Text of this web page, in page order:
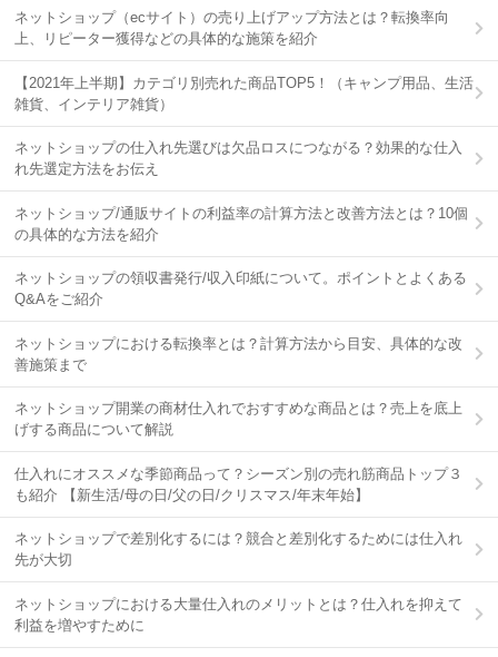
ネットショップ（ecサイト）の売り上げアップ方法とは？転換率向
上、リピーター獲得などの具体的な施策を紹介
【2021年上半期】カテゴリ別売れた商品TOP5！（キャンプ用品、生活
雑貨、インテリア雑貨）
ネットショップの仕入れ先選びは欠品ロスにつながる？効果的な仕入
れ先選定方法をお伝え
ネットショップ/通販サイトの利益率の計算方法と改善方法とは？10個
の具体的な方法を紹介
ネットショップの領収書発行/収入印紙について。ポイントとよくある
Q&Aをご紹介
ネットショップにおける転換率とは？計算方法から目安、具体的な改
善施策まで
ネットショップ開業の商材仕入れでおすすめな商品とは？売上を底上
げする商品について解説
仕入れにオススメな季節商品って？シーズン別の売れ筋商品トップ３
も紹介 【新生活/母の日/父の日/クリスマス/年末年始】
ネットショップで差別化するには？競合と差別化するためには仕入れ
先が大切
ネットショップにおける大量仕入れのメリットとは？仕入れを抑えて
利益を増やすために